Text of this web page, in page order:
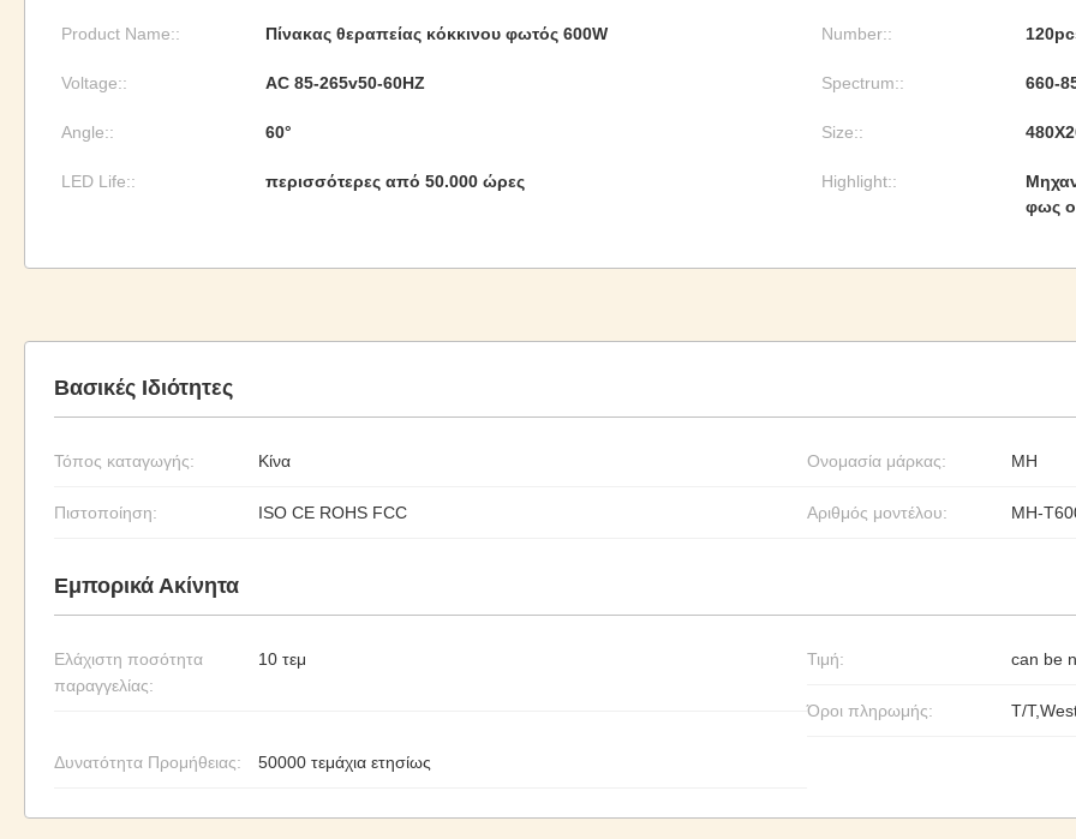
Product Name:: Πίνακας θεραπείας κόκκινου φωτός 600W Number::
Voltage:: AC 85-265v50-60HZ Spectrum:: 660-
Angle:: 60° Size::
LED Life:: περισσότερες από 50.000 ώρες Highlight::
φως
Βασικές Ιδιότητες
Τόπος καταγωγής: Κίνα Ονομασία μάρκας: MH
Πιστοποίηση: ISO CE ROHS FCC Αριθμός μοντέλου: MH-
Εμπορικά Ακίνητα
Ελάχιστη ποσότητα
παραγγελίας:
10 τεμ Τιμή: can be
Όροι πληρωμής: T/
Δυνατότητα Προμήθειας: 50000 τεμάχια ετησίως